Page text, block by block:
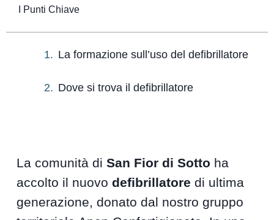
I Punti Chiave
La formazione sull’uso del defibrillatore
Dove si trova il defibrillatore
La comunità diSan Fior di Sotto ha
accolto il nuovodefibrillatore di ultima
generazione, donato dal nostro gruppo